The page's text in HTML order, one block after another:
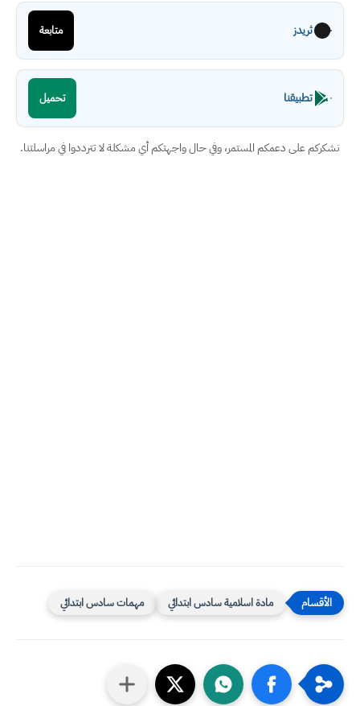
ثريدز متابعة
تطبيقنا تحميل
نشكركم على دعمكم المستمر، وفي حال واجهتكم أي مشكلة لا تترددوا في مراسلتنا.
مادة اسلامية سادس ابتدائي مهمات سادس ابتدائي